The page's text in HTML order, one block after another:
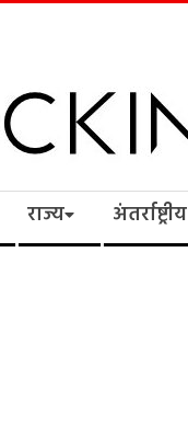
राज्य अंतर्राष्ट्रीय